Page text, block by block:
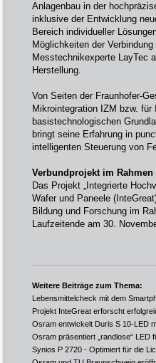
Anlagenbau in der
inklusive der Entwicklung
Bereich individueller
Möglichkeiten der
Messtechnikexperte LayTec
Herstellung.
Von Seiten der Fraunhofer-
Mikrointegration IZM bzw.
basistechnologischen
bringt seine Erfahrung in
intelligenten Steuerung von
Verbundprojekt im
Das Projekt „Integrierte
Wafer und Paneele
Bildung und Forschung im
Laufzeitende am 30.
Weitere Beiträge zum Thema:
Lebensmittelcheck mit dem
Projekt InteGreat erforscht
Osram entwickelt Duris S 10-LED
Osram präsentiert „randlose“ LED
Synios P 2720 - Optimiert für die